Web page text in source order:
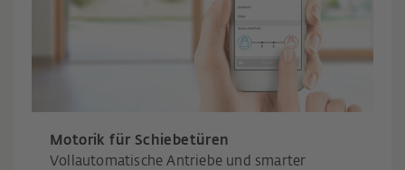
Motorik für Schiebetüren
Vollautomatische Antriebe und smarter